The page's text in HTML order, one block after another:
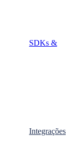
SDKs &
Integrações